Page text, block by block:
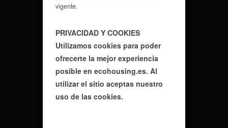
vigente.
PRIVACIDAD Y COOKIES
Utilizamos cookies para poder
ofrecerte la mejor experiencia
posible en ecohousing.es. Al
utilizar el sitio aceptas nuestro
uso de las cookies.